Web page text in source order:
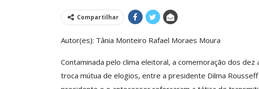
Compartilhar
Autor(es): Tânia Monteiro Rafael Moraes Moura
Contaminada pelo clima eleitoral, a comemoração dos
troca mútua de elogios, entre a presidente Dilma